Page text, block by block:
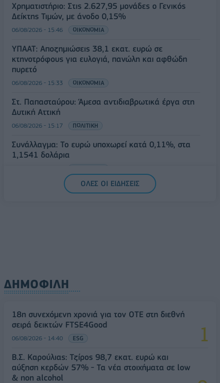
Χρηματιστήριο: Στις 2.627,95 μονάδες ο Γενικός
Δείκτης Τιμών, με άνοδο 0,15%
06/08/2026 - 15:46 ΟΙΚΟΝΟΜΙΑ
ΥΠΑΑΤ: Αποζημιώσεις 38,1 εκατ. ευρώ σε
κτηνοτρόφους για ευλογιά, πανώλη και αφθώδη
πυρετό
06/08/2026 - 15:33 ΟΙΚΟΝΟΜΙΑ
Στ. Παπασταύρου: Άμεσα αντιδιαβρωτικά έργα στη
Δυτική Αττική
06/08/2026 - 15:17 ΠΟΛΙΤΙΚΗ
Συνάλλαγμα: Το ευρώ υποχωρεί κατά 0,11%, στα
1,1541 δολάρια
ΟΛΕΣ ΟΙ ΕΙΔΗΣΕΙΣ
ΔΗΜΟΦΙΛΗ
18η συνεχόμενη χρονιά για τον ΟΤΕ στη διεθνή
σειρά δεικτών FTSE4Good
06/08/2026 - 14:40 ESG
Β.Σ. Καρούλιας: Τζίρος 98,7 εκατ. ευρώ και
αύξηση κερδών 57% - Τα νέα στοιχήματα σε low
& non alcohol